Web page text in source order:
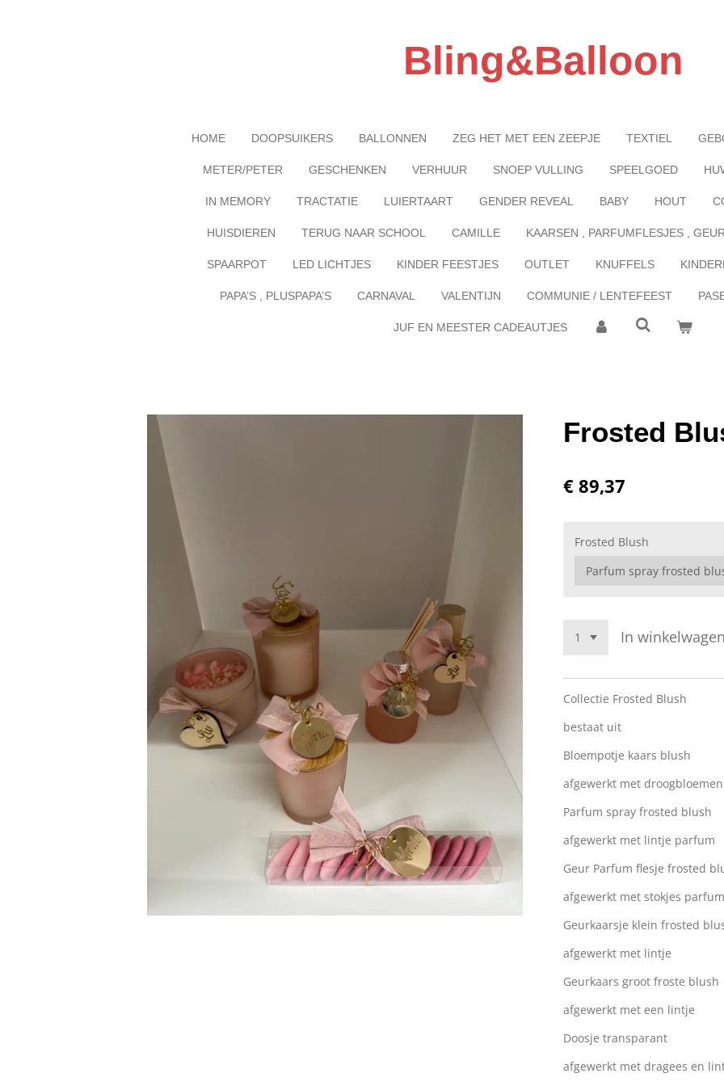
Bling&Balloon
HOME DOOPSUIKERS BALLONNEN ZEG HET MET EEN ZEEPJE TEXTIEL
METER/PETER GESCHENKEN VERHUUR SNOEP VULLING SPEELGOED
IN MEMORY TRACTATIE LUIERTAART GENDER REVEAL BABY HOUT
HUISDIEREN TERUG NAAR SCHOOL CAMILLE KAARSEN , PARFUMFLESJES ,
SPAARPOT LED LICHTJES KINDER FEESTJES OUTLET KNUFFELS
PAPA’S , PLUSPAPA’S CARNAVAL VALENTIJN COMMUNIE / LENTEFEEST
JUF EN MEESTER CADEAUTJES
Frosted
€ 89,37
Frosted Blush
In
Collectie Frosted Blush
bestaat uit
Bloempotje kaars blush
afgewerkt met
Parfum spray frosted blush
afgewerkt met lintje parfum
Geur Parfum flesje frosted
afgewerkt met stokjes
Geurkaarsje klein frosted
afgewerkt met lintje
Geurkaars groot froste blush
afgewerkt met een lintje
Doosje transparant
afgewerkt met dragees en